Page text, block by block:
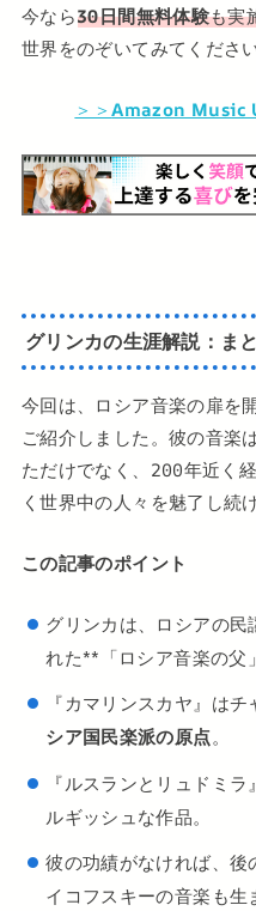
今なら30日間無料体験も実
世界をのぞいてみてくださ
＞＞Amazon
グリンカの生涯解説：ま
今回は、ロシア音楽の扉を
ご紹介しました。彼の音楽
ただけでなく、200年近く
く世界中の人々を魅了し続
この記事のポイント
グリンカは、ロシアの
れた**「ロシア音楽の父
『カマリンスカヤ』は
シア国民楽派の原点。
『ルスランとリュドミ
ルギッシュな作品。
彼の功績がなければ、
イコフスキーの音楽も生